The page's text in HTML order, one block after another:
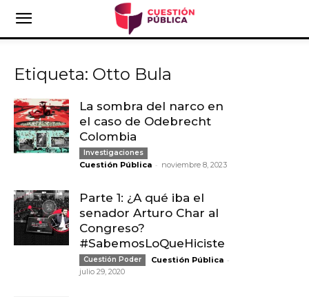
Etiqueta: Otto Bula
La sombra del narco en
el caso de Odebrecht
Colombia
Investigaciones
Cuestión Pública - noviembre 8, 2023
Parte 1: ¿A qué iba el
senador Arturo Char al
Congreso?
#SabemosLoQueHiciste
Cuestión Poder Cuestión Pública -
julio 29, 2020